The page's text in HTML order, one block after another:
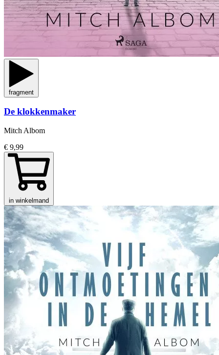
fragment
De klokkenmaker
Mitch Albom
€ 9,99
in winkelmand